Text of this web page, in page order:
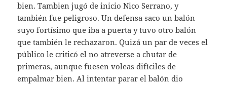
bien. Tambien jugó de inicio Nico Serrano, y
también fue peligroso. Un defensa saco un balón
suyo fortísimo que iba a puerta y tuvo otro balón
que también le rechazaron. Quizá un par de veces el
público le criticó el no atreverse a chutar de
primeras, aunque fuesen voleas difíciles de
empalmar bien. Al intentar parar el balón dio